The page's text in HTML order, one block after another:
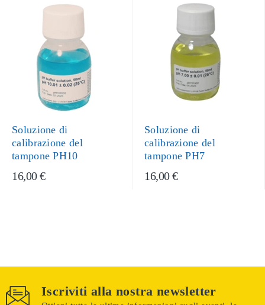
Soluzione di
calibrazione del
tampone PH10
16,00 €
Soluzione di
calibrazione del
tampone PH7
16,00 €
Iscriviti alla nostra newsletter